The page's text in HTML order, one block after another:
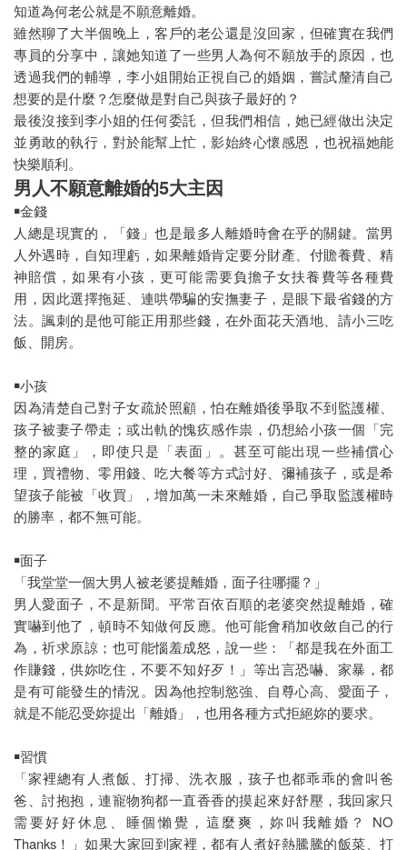
老婆外遇不離婚
分手保證班
萬事屋
租霸驅離
知道為何老公就是不願意離婚。
雖然聊了大半個晚上，客戶的老公還是沒回家，但確實在我們
專員的分享中，讓她知道了一些男人為何不願放手的原因，也
透過我們的輔導，李小姐開始正視自己的婚姻，嘗試釐清自己
想要的是什麼？怎麼做是對自己與孩子最好的？
最後沒接到李小姐的任何委託，但我們相信，她已經做出決定
並勇敢的執行，對於能幫上忙，影始終心懷感恩，也祝福她能
快樂順利。
男人不願意離婚的5大主因
￭金錢
人總是現實的，「錢」也是最多人離婚時會在乎的關鍵。當男
人外遇時，自知理虧，如果離婚肯定要分財產、付贍養費、精
神賠償，如果有小孩，更可能需要負擔子女扶養費等各種費
用，因此選擇拖延、連哄帶騙的安撫妻子，是眼下最省錢的方
法。諷刺的是他可能正用那些錢，在外面花天酒地、請小三吃
飯、開房。
￭小孩
因為清楚自己對子女疏於照顧，怕在離婚後爭取不到監護權、
孩子被妻子帶走；或出軌的愧疚感作祟，仍想給小孩一個「完
整的家庭」，即使只是「表面」。甚至可能出現一些補償心
理，買禮物、零用錢、吃大餐等方式討好、彌補孩子，或是希
望孩子能被「收買」，增加萬一未來離婚，自己爭取監護權時
的勝率，都不無可能。
￭面子
「我堂堂一個大男人被老婆提離婚，面子往哪擺？」
男人愛面子，不是新聞。平常百依百順的老婆突然提離婚，確
實嚇到他了，頓時不知做何反應。他可能會稍加收斂自己的行
為，祈求原諒；也可能惱羞成怒，說一些：「都是我在外面工
作賺錢，供妳吃住，不要不知好歹！」等出言恐嚇、家暴，都
是有可能發生的情況。因為他控制慾強、自尊心高、愛面子，
就是不能忍受妳提出「離婚」，也用各種方式拒絕妳的要求。
￭習慣
「家裡總有人煮飯、打掃、洗衣服，孩子也都乖乖的會叫爸
爸、討抱抱，連寵物狗都一直香香的摸起來好舒壓，我回家只
需要好好休息、睡個懶覺，這麼爽，妳叫我離婚？ NO
Thanks！」如果大家回到家裡，都有人煮好熱騰騰的飯菜、打